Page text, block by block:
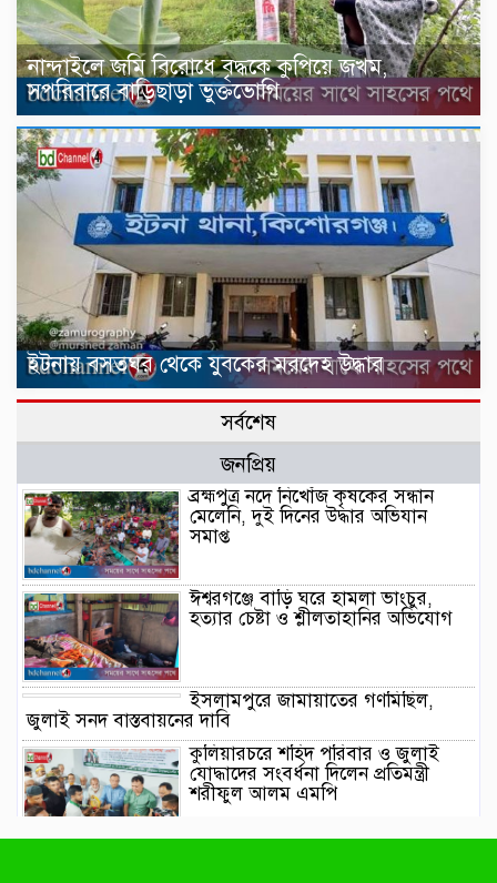
নান্দাইলে জমি বিরোধে বৃদ্ধকে কুপিয়ে জখম,
সপরিবারে বাড়িছাড়া ভুক্তভোগি
ইটনায় বসতঘর থেকে যুবকের মরদেহ উদ্ধার
সর্বশেষ
জনপ্রিয়
ব্রহ্মপুত্র নদে নিখোঁজ কৃষকের সন্ধান
মেলেনি, দুই দিনের উদ্ধার অভিযান
সমাপ্ত
ঈশ্বরগঞ্জে বাড়ি ঘরে হামলা ভাংচুর,
হত্যার চেষ্টা ও শ্লীলতাহানির অভিযোগ
ইসলামপুরে জামায়াতের গণমিছিল,
জুলাই সনদ বাস্তবায়নের দাবি
কুলিয়ারচরে শহিদ পরিবার ও জুলাই
যোদ্ধাদের সংবর্ধনা দিলেন প্রতিমন্ত্রী
শরীফুল আলম এমপি